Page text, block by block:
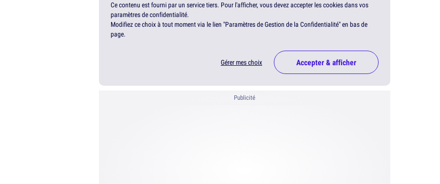
Ce contenu est fourni par un service tiers. Pour l'afficher, vous devez accepter les cookies dans vos
paramètres de confidentialité.
Modifiez ce choix à tout moment via le lien "Paramètres de Gestion de la Confidentialité" en bas de
page.
Gérer mes choix Accepter & afficher
Publicité